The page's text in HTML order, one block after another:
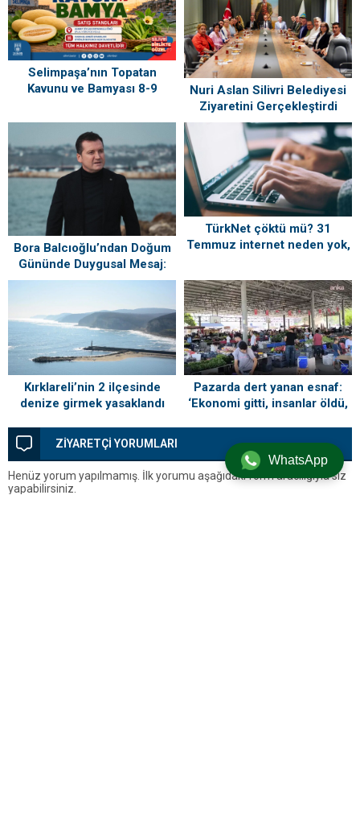
Selimpaşa’nın Topatan
Kavunu ve Bamyası 8-9
Buluşuyor
Nuri Aslan Silivri Belediyesi
Ziyaretini Gerçekleştirdi
Bora Balcıoğlu’ndan Doğum
Gününde Duygusal Mesaj:
“Silivri’mi Çok Özlüyorum”
TürkNet çöktü mü? 31
Temmuz internet neden yok,
Kırklareli’nin 2 ilçesinde
denize girmek yasaklandı
Pazarda dert yanan esnaf:
‘Ekonomi gitti, insanlar öldü,
ZİYARETÇİ YORUMLARI
Henüz yorum yapılmamış. İlk yorumu aşağıdaki form aracılığıyla siz
yapabilirsiniz.
WhatsApp